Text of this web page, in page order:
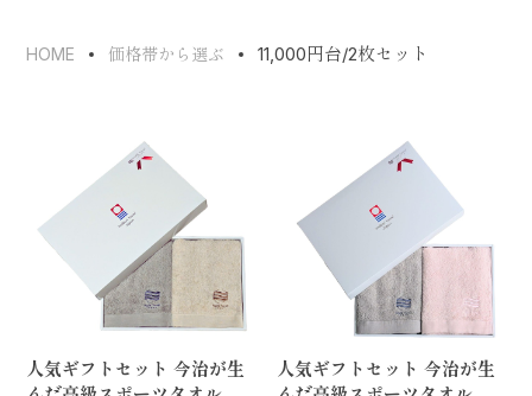
HOME 価格帯から選ぶ 11,000円台/2枚セット
人気ギフトセット 今治が生
人気ギフトセット 今治が生